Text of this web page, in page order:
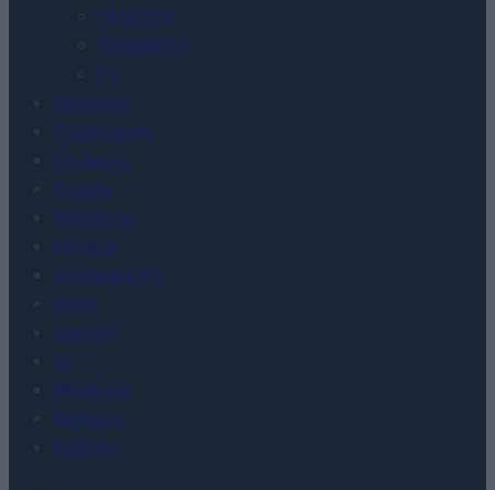
TABLETY
WEARABLE
TV
Recenzje
Porównania
Co kupić
Porady
Promocje
FinTech
Hardware PC
Moto
Gaming
AI
Redakcja
Reklama
Kontakt